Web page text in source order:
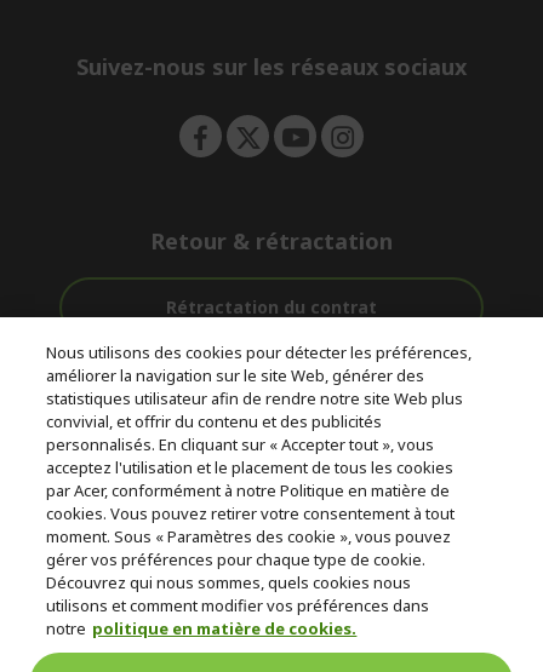
e
Suivez-nous sur les réseaux sociaux
Retour & rétractation
Rétractation du contrat
Livraison
gratuite
Accompagnement
avant et après-
vente
Paiement
Sécurisé
© 2026 Acer Inc.
CPYou BV est le revendeur et marchand agréé pour les produits et
services proposés au sein de ce magasin.
Nous utilisons des cookies pour détecter les préférences,
améliorer la navigation sur le site Web, générer des
statistiques utilisateur afin de rendre notre site Web plus
convivial, et offrir du contenu et des publicités
personnalisés. En cliquant sur « Accepter tout », vous
acceptez l'utilisation et le placement de tous les cookies
par Acer, conformément à notre Politique en matière de
cookies. Vous pouvez retirer votre consentement à tout
moment. Sous « Paramètres des cookie », vous pouvez
gérer vos préférences pour chaque type de cookie.
Découvrez qui nous sommes, quels cookies nous
utilisons et comment modifier vos préférences dans
notre politique en matière de cookies.